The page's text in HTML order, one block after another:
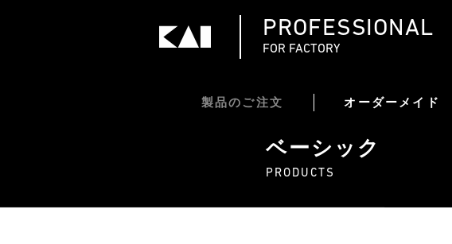
PROFESSIONAL
FOR FACTORY
製品のご注文 オーダーメイド
ベーシック
PRODUCTS